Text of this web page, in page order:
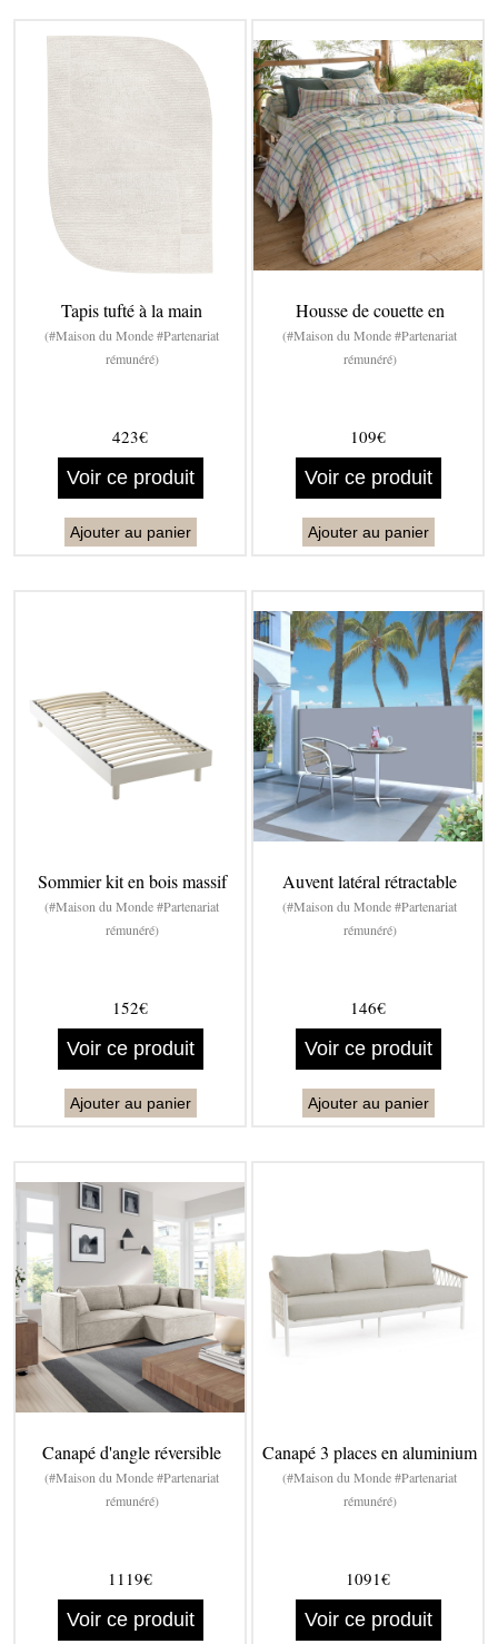
Tapis tufté à la main
(#Maison du Monde #Partenariat
rémunéré)
423€
Voir ce produit
Ajouter au panier
Housse de couette en
(#Maison du Monde #Partenariat
rémunéré)
109€
Voir ce produit
Ajouter au panier
Sommier kit en bois massif
(#Maison du Monde #Partenariat
rémunéré)
152€
Voir ce produit
Ajouter au panier
Auvent latéral rétractable
(#Maison du Monde #Partenariat
rémunéré)
146€
Voir ce produit
Ajouter au panier
Canapé d'angle réversible
(#Maison du Monde #Partenariat
rémunéré)
1119€
Voir ce produit
Canapé 3 places en aluminium
(#Maison du Monde #Partenariat
rémunéré)
1091€
Voir ce produit